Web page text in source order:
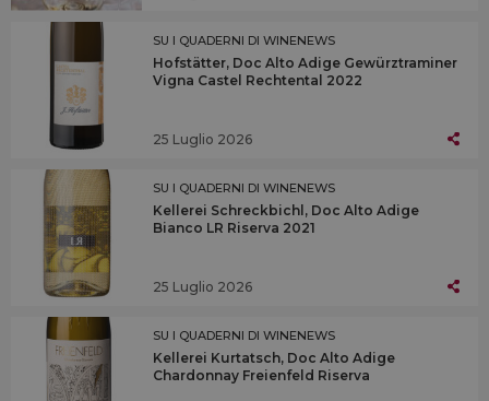
SU I QUADERNI DI WINENEWS
Hofstätter, Doc Alto Adige Gewürztraminer
Vigna Castel Rechtental 2022
25 Luglio 2026
SU I QUADERNI DI WINENEWS
Kellerei Schreckbichl, Doc Alto Adige
Bianco LR Riserva 2021
25 Luglio 2026
SU I QUADERNI DI WINENEWS
Kellerei Kurtatsch, Doc Alto Adige
Chardonnay Freienfeld Riserva